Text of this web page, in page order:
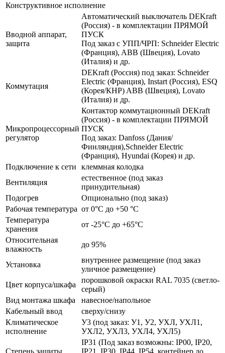
Конструктивное исполнение
Вводной аппарат,
защита
Автоматический выключатель DEKraft
(Россия) - в комплектации ПРЯМОЙ
ПУСК
Под заказ с УПП/ЧРП: Schneider Electric
(Франция), ABB (Швеция), Lovato
(Италия) и др.
Коммутация
DEKraft (Россия) под заказ: Schneider
Electric (Франция), Instart (Россия), ESQ
(Корея/КНР) ABB (Швеция), Lovato
(Италия) и др.
Микропроцессорный
регулятор
Контактор коммутационный DEKraft
(Россия) - в комплектации ПРЯМОЙ
ПУСК
Под заказ: Danfoss (Дания/
Финляндия),Schneider Electric
(Франция), Hyundai (Корея) и др.
Подключение к сети
клеммная колодка
Вентиляция
естественное (под заказ
принудительная)
Подогрев
Опционально (под заказ)
Рабочая температура от 0°C до +50 °C
Температура
хранения
от -25°C до +65°C
Относительная
влажность
до 95%
Установка
внутреннее размещение (под заказ
уличное размещение)
Цвет корпуса/шкафа
порошковой окраски RAL 7035 (светло-
серый)
Вид монтажа шкафа
навесное/напольное
Кабельный ввод
сверху/снизу
Климатическое
исполнение
У3 (под заказ: У1, У2, УХЛ, УХЛ1,
УХЛ2, УХЛ3, УХЛ4, УХЛ5)
Степень защиты
IP31 (Под заказ возможны: IP00, IP20,
IP21, IP30, IP44, IP54, контейнер до